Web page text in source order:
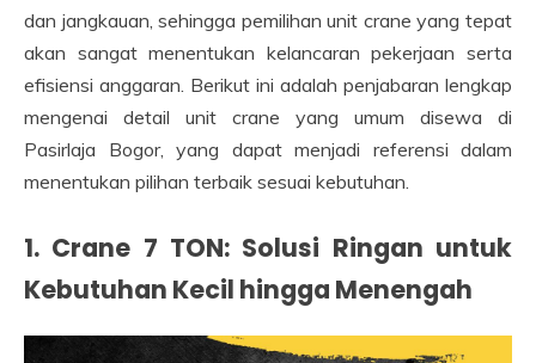
dan jangkauan, sehingga pemilihan unit crane yang tepat
akan sangat menentukan kelancaran pekerjaan serta
efisiensi anggaran. Berikut ini adalah penjabaran lengkap
mengenai detail unit crane yang umum disewa di
Pasirlaja Bogor, yang dapat menjadi referensi dalam
menentukan pilihan terbaik sesuai kebutuhan.
1. Crane 7 TON: Solusi Ringan untuk
Kebutuhan Kecil hingga Menengah